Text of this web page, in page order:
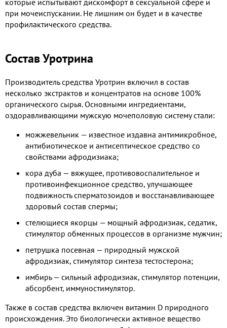
при мочеиспускании. Не лишним он будет и в качестве
профилактического средства.
Состав Уротрина
Производитель средства Уротрин включил в состав
несколько экстрактов и концентратов на основе 100%
органического сырья. Основными ингредиентами,
оздоравливающими мужскую мочеполовую систему стали:
можжевельник — известное издавна антимикробное,
антибиотическое и антисептическое средство со
свойствами афродизиака;
кора дуба — вяжущее, противовоспалительное и
противоинфекционное средство, улучшающее
подвижность сперматозоидов и восстанавливающее
здоровый состав спермы;
стелющиеся якорцы — мощный афродизиак, седатик,
стимулятор обменных процессов в организме мужчин;
петрушка посевная — природный мужской
афродизиак, стимулятор синтеза тестостерона;
имбирь — сильный афродизиак, стимулятор потенции,
абсорбент, иммуностимулятор.
Также в состав средства включен витамин D природного
происхождения. Это биологически активное вещество